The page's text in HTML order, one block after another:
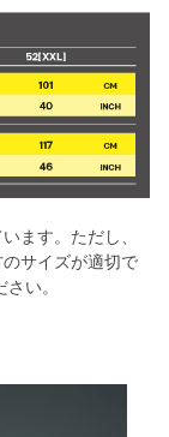
ます。ただし、
サイズが適切で
い。